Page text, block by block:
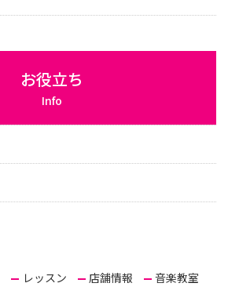
お役立ち
Info
レッスン 店舗情報
音楽教室